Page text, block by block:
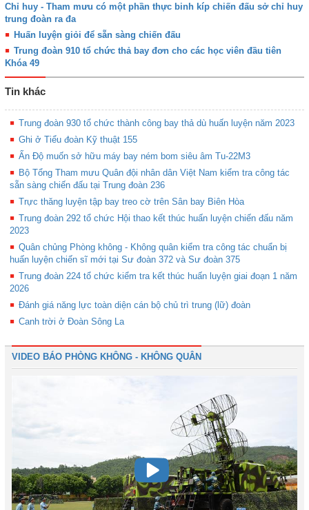
Chỉ huy - Tham mưu có một phần thực binh kíp chiến đấu sở chỉ huy
trung đoàn ra đa
Huấn luyện giỏi để sẵn sàng chiến đấu
Trung đoàn 910 tổ chức thả bay đơn cho các học viên đầu tiên
Khóa 49
Tin khác
Trung đoàn 930 tổ chức thành công bay thả dù huấn luyện năm 2023
Ghi ở Tiểu đoàn Kỹ thuật 155
Ấn Độ muốn sở hữu máy bay ném bom siêu âm Tu-22M3
Bộ Tổng Tham mưu Quân đội nhân dân Việt Nam kiểm tra công tác
sẵn sàng chiến đấu tại Trung đoàn 236
Trực thăng luyện tập bay treo cờ trên Sân bay Biên Hòa
Trung đoàn 292 tổ chức Hội thao kết thúc huấn luyện chiến đấu năm
2023
Quân chủng Phòng không - Không quân kiểm tra công tác chuẩn bị
huấn luyện chiến sĩ mới tại Sư đoàn 372 và Sư đoàn 375
Trung đoàn 224 tổ chức kiểm tra kết thúc huấn luyện giai đoạn 1 năm
2026
Đánh giá năng lực toàn diện cán bộ chủ trì trung (lữ) đoàn
Canh trời ở Đoàn Sông La
VIDEO BÁO PHÒNG KHÔNG - KHÔNG QUÂN